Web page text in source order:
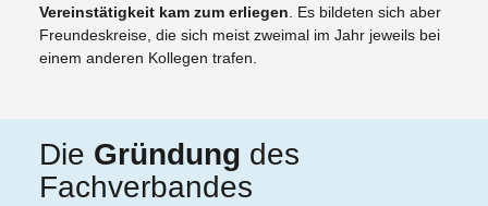
Vereinstätigkeit kam zum erliegen . Es bildeten sich aber
Freundeskreise, die sich meist zweimal im Jahr jeweils bei
einem anderen Kollegen trafen.
Die Gründung des
Fachverbandes